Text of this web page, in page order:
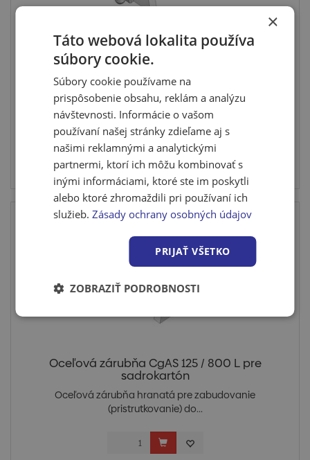
Oceľová zárubňa CgAS 125 / 700 P pre
sadrokartón
Oceľová zárubňa hranatá pre zabudovanie
(pristrutkovanie) do...
Cena po prihlásení
Skladom posledných 5 ks
Oceľová zárubňa CgAS 125 / 800 L pre
sadrokartón
Oceľová zárubňa hranatá pre zabudovanie
(pristrutkovanie) do...
×
Táto webová lokalita používa
súbory cookie.
Súbory cookie používame na
prispôsobenie obsahu, reklám a analýzu
návštevnosti. Informácie o vašom
používaní našej stránky zdieľame aj s
našimi reklamnými a analytickými
partnermi, ktorí ich môžu kombinovať s
inými informáciami, ktoré ste im poskytli
alebo ktoré zhromaždili pri používaní ich
služieb.Zásady ochrany osobných údajov
PRIJAŤ VŠETKO
ZOBRAZIŤ PODROBNOSTI